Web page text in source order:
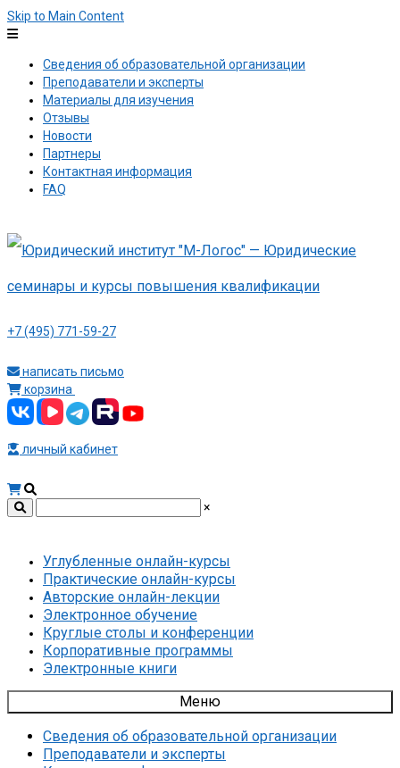
Skip to Main Content
Сведения об образовательной организации
Преподаватели и эксперты
Материалы для изучения
Отзывы
Новости
Партнеры
Контактная информация
FAQ
+7 (495) 771-59-27
написать письмо
корзина
личный кабинет
×
Углубленные онлайн-курсы
Практические онлайн-курсы
Авторские онлайн-лекции
Электронное обучение
Круглые столы и конференции
Корпоративные программы
Электронные книги
Меню
Сведения об образовательной организации
Преподаватели и эксперты